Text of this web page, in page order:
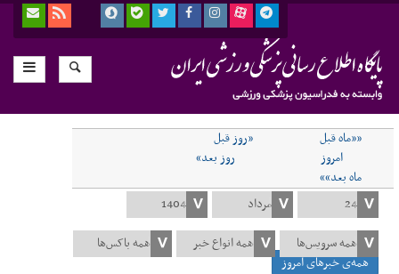
««ماه قبل
«روز قبل
امروز
روز بعد»
ماه بعد»»
همه‌ی خبرهای امروز